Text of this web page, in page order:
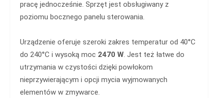
pracę jednocześnie. Sprzęt jest obsługiwany z
poziomu bocznego panelu sterowania.
Urządzenie oferuje szeroki zakres temperatur od 40°C
do 240°C i wysoką moc 2470 W. Jest też łatwe do
utrzymania w czystości dzięki powłokom
nieprzywierającym i opcji mycia wyjmowanych
elementów w zmywarce.